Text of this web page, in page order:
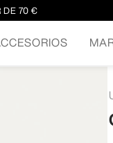
DE 70 €